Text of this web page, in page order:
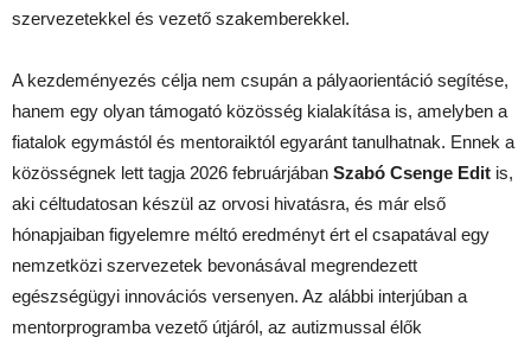
szervezetekkel és vezető szakemberekkel.
A kezdeményezés célja nem csupán a pályaorientáció segítése,
hanem egy olyan támogató közösség kialakítása is, amelyben a
fiatalok egymástól és mentoraiktól egyaránt tanulhatnak. Ennek a
közösségnek lett tagja 2026 februárjában Szabó Csenge Edit is,
aki céltudatosan készül az orvosi hivatásra, és már első
hónapjaiban figyelemre méltó eredményt ért el csapatával egy
nemzetközi szervezetek bevonásával megrendezett
egészségügyi innovációs versenyen. Az alábbi interjúban a
mentorprogramba vezető útjáról, az autizmussal élők